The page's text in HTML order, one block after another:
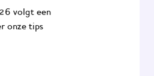
volgt een
onze tips